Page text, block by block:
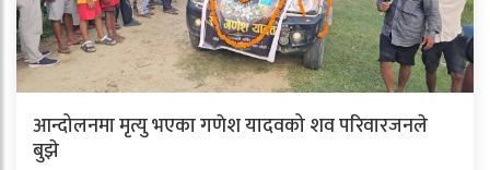
आन्दोलनमा मृत्यु भएका गणेश यादवको शव परिवारजनले
बुझे